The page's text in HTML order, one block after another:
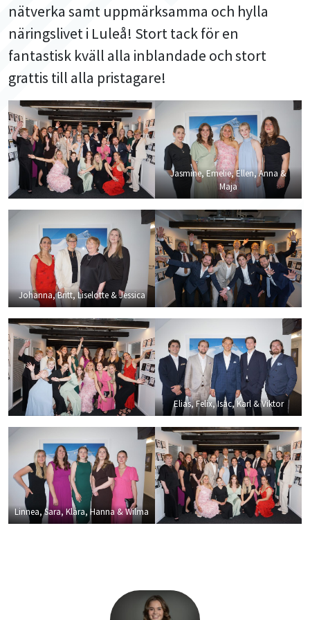
nätverka samt uppmärksamma och hylla
näringslivet i Luleå! Stort tack för en
fantastisk kväll alla inblandade och stort
grattis till alla pristagare!
Jasmine, Emelie, Ellen, Anna &
Maja
Johanna, Britt, Liselotte & Jessica
Elias, Felix, Isac, Karl & Viktor
Linnea, Sara, Klara, Hanna & Wilma